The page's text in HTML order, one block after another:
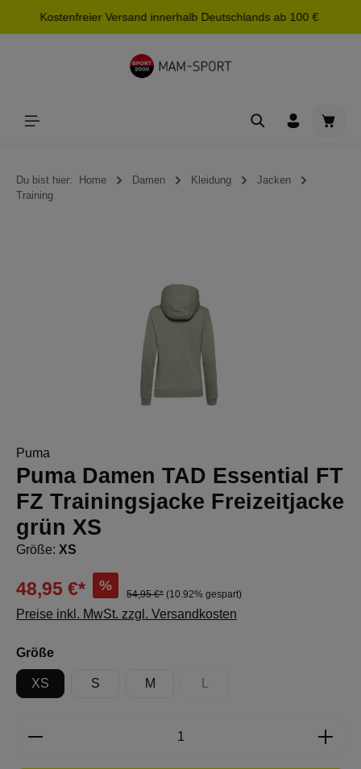
springen
Kostenfreier Versand innerhalb Deutschlands ab 100 €
Du bist hier: Home Damen Kleidung
Jacken
Training
Puma
Puma Damen TAD Essential FT
FZ Trainingsjacke Freizeitjacke
grün XS
Größe: XS
48,95 €* %
54,95 €* (10.92% gespart)
Preise inkl. MwSt. zzgl. Versandkosten
Größeauswählen
XS S M
(Diese Option ist zurzeit nicht
Produkt Anzahl: Gib den gewünschten